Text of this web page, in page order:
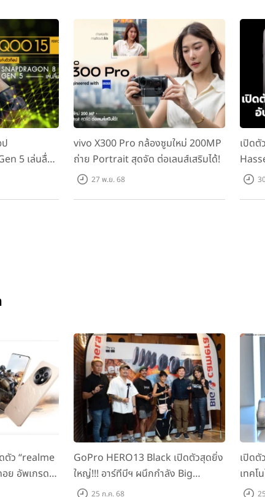
5 เล่นลื่น
vivo X300 Pro กล้องซูมใหม่ 200MP
ถ่าย Portrait สุดจัด ต่อเลนส์เสริมได้!
27 พ.ย. 68
เปิดตั
ตัว “realme
ย อัพเกรด
GoPro HERO13 Black เปิดตัวสุดยิ่ง
ใหญ่!!! อาร์ทีบีฯ ผนึกกำลัง Big
Camera และ GoPro จัดกิจกรรมสุด
25 ก.ค. 68
เปิดตั
เทคโ
ยกร